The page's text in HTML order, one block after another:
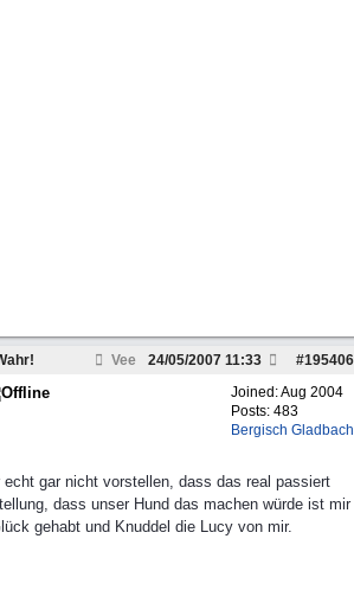
Vee #195406
24/05/2007 11:33
Joined:Aug 2004
Posts: 483
Bergisch Gladbach
gar nicht vorstellen, dass das real passiert
dass unser Hund das machen würde ist mir
gehabt und Knuddel die Lucy von mir.